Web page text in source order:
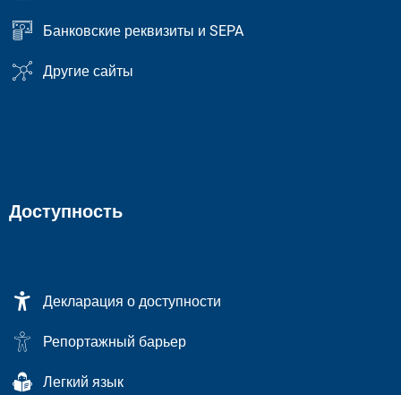
Банковские реквизиты и SEPA
Другие сайты
Доступность
Декларация о доступности
Репортажный барьер
Легкий язык